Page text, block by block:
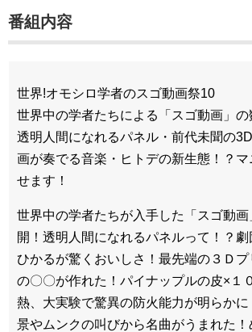
番組内容
世界!オモシロ学者のスゴ動画祭10
世界中の学者たちによる「スゴ動画」の
透明人間になれるパネル・前代未聞の
画が奏でる音楽・ヒトデの新生態！？
せます！
世界中の学者たちが入手した「スゴ動
開！透明人間になれるパネルって！？
ひかるが驚くおいしさ！最先端の３Ｄプ
の〇〇が作れた！パイナップルの皮×１
熱、大実験で驚異の防火能力が明らか
景やムンクの叫びから名曲がうまれた